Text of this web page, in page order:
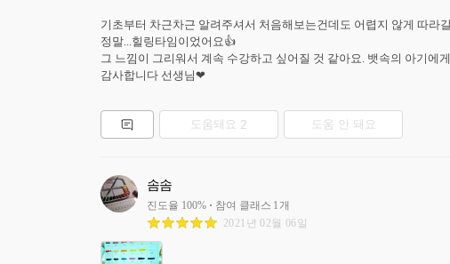
기초부터 차근차근 알려주셔서 처음해보는건데도 어렵지 않게 따라
정말...힐링타임이었어요👍
그 느낌이 그리워서 계속 수강하고 싶어질 것 같아요. 뱃속의 아기에
감사합니다 선생님❤
도움돼요 2 도움 안 돼요
솜솜
진도율 100% 참여 클래스 1개
2021년 02월 06일